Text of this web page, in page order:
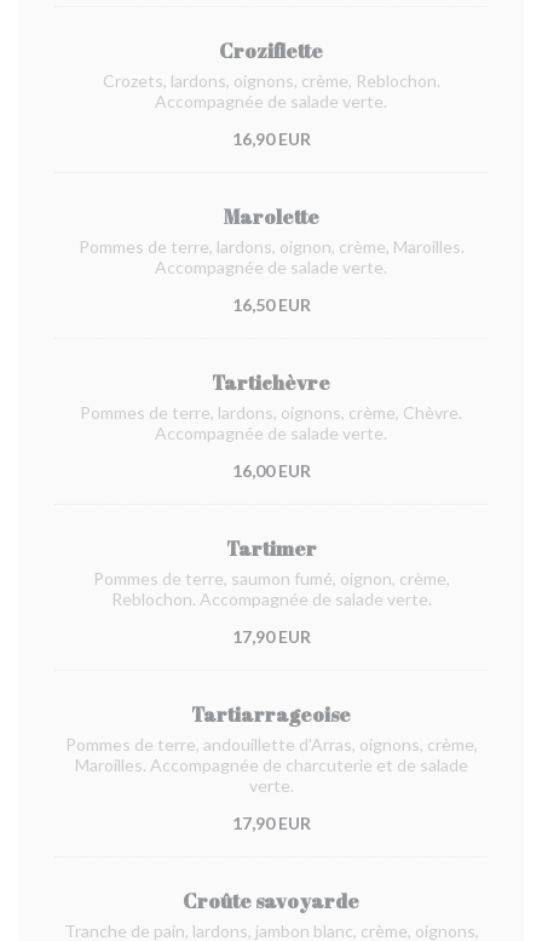
Croziflette
Crozets, lardons, oignons, crème, Reblochon.
Accompagnée de salade verte.
16,90 EUR
Marolette
Pommes de terre, lardons, oignon, crème, Maroilles.
Accompagnée de salade verte.
16,50 EUR
Tartichèvre
Pommes de terre, lardons, oignons, crème, Chèvre.
Accompagnée de salade verte.
16,00 EUR
Tartimer
Pommes de terre, saumon fumé, oignon, crème,
Reblochon. Accompagnée de salade verte.
17,90 EUR
Tartiarrageoise
Pommes de terre, andouillette d'Arras, oignons, crème,
Maroilles. Accompagnée de charcuterie et de salade
verte.
17,90 EUR
Croûte savoyarde
Tranche de pain, lardons, jambon blanc, crème, oignons,